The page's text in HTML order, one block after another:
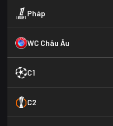
Pháp
WC Châu Âu
C1
C2